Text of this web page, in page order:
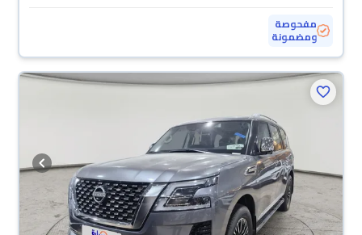
مفحوصة
ومضمونة